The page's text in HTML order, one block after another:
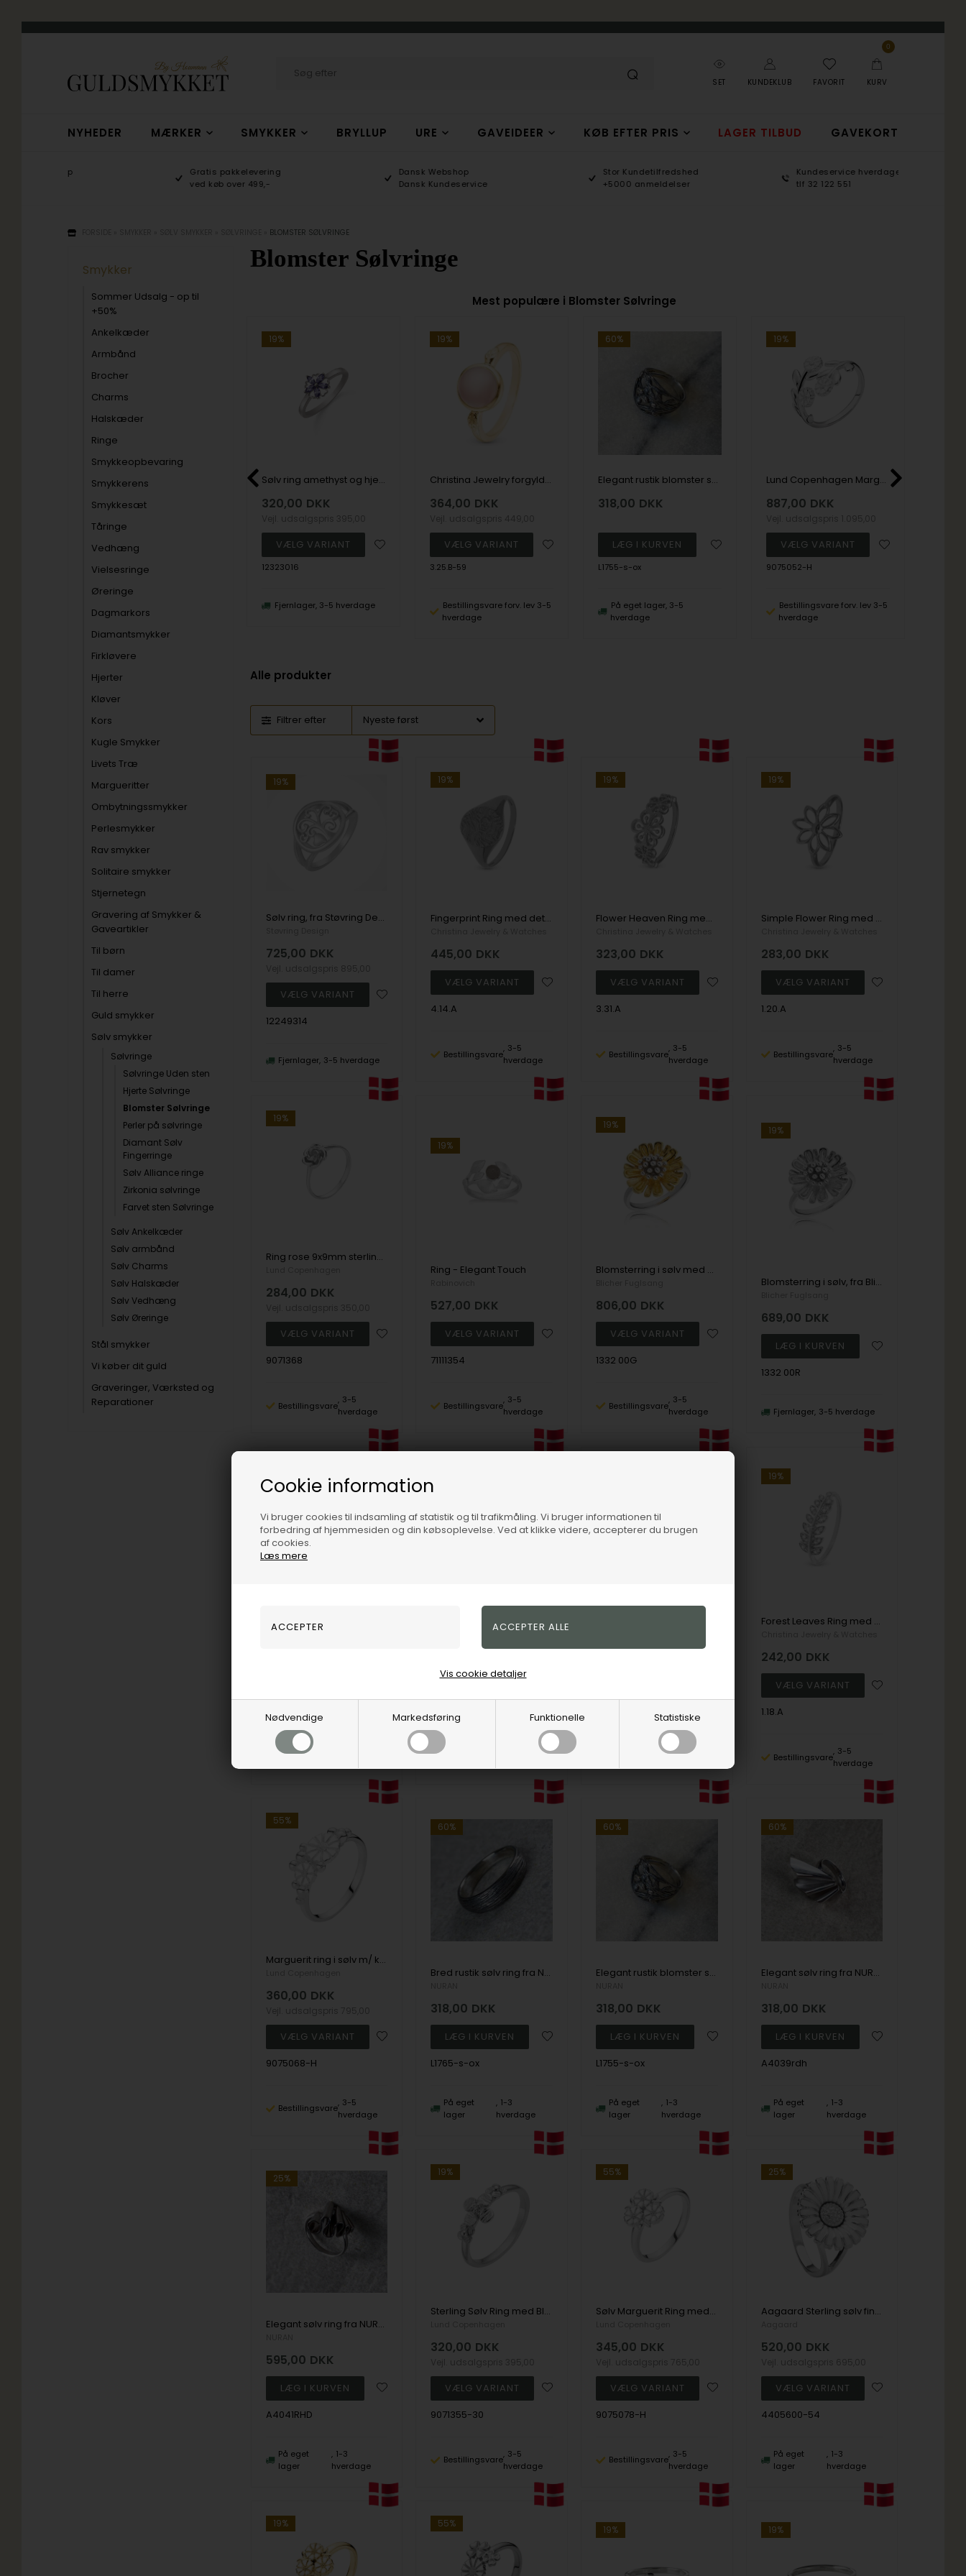
Cookie information
Vi bruger cookies til indsamling af statistik og til trafikmåling. Vi bruger informationen til
forbedring af hjemmesiden og din købsoplevelse. Ved at klikke videre, accepterer du brugen
af cookies.
Læs mere
Nødvendige Markedsføring Funktionelle Statistiske
Vis cookie detaljer
SET KUNDEKLUB FAVORIT
0
KURV
NYHEDER MÆRKER SMYKKER BRYLLUP URE GAVEIDEER KØB EFTER PRIS LAGER TILBUD GAVEKORT
Gratis pakkelevering
ved køb over 499,-
Dansk Webshop
Dansk Kundeservice
Stor Kundetilfredshed
+5000 anmeldelser
Kundeservice hverdage 9-17
tlf 32 122 551
BLOMSTER SØLVRINGE
Smykker
Sommer Udsalg - op til
+50%
Ankelkæder
Armbånd
Brocher
Charms
Halskæder
Ringe
Smykkeopbevaring
Smykkerens
Smykkesæt
Tåringe
Vedhæng
Vielsesringe
Øreringe
Dagmarkors
Diamantsmykker
Firkløvere
Hjerter
Kløver
Kors
Kugle Smykker
Livets Træ
Margueritter
Ombytningssmykker
Perlesmykker
Rav smykker
Solitaire smykker
Stjernetegn
Gravering af Smykker &
Gaveartikler
Til børn
Til damer
Til herre
Guld smykker
Sølv smykker
Sølvringe
Sølvringe Uden sten
Hjerte Sølvringe
Blomster Sølvringe
Perler på sølvringe
Diamant Sølv
Fingerringe
Sølv Alliance ringe
Zirkonia sølvringe
Farvet sten Sølvringe
Sølv Ankelkæder
Sølv armbånd
Sølv Charms
Sølv Halskæder
Sølv Vedhæng
Sølv Øreringe
Stål smykker
Vi køber dit guld
Graveringer, Værksted og
Reparationer
Blomster Sølvringe
Mest populære i Blomster Sølvringe
19%
401,00 DKK
100316-60
19%
Sølv ring amethyst og hjerter
320,00 DKK
12323016
Fjernlager, 3-5 hverdage
19%
Christina Jewelry forgyldt sterling sølv Pink Chaclecodony Ring med ægte pink chalcedon forgyldt sterling sølv str 59
364,00 DKK
3.25.B-59
Bestillingsvare forv. lev 3-5
hverdage
60%
Elegant rustik blomster sølv ring fra NURAN (STR. 57)
318,00 DKK
L1755-s-ox
På eget lager, 3-5
hverdage
19%
Lund Copenhagen Marguerit 925 sterling sølv ring
887,00 DKK
9075052-H
Bestillingsvare forv. lev 3-5
hverdage
Alle produkter
Filtrer efter
19%
Sølv ring, fra Støvring Design
725,00 DKK
12249314
Fjernlager 3-5 hverdage
19%
Fingerprint Ring med detaljeret finger aftryk i 925 sterling sølv
445,00 DKK
4.14.A
Bestillingsvare
3-5
hverdage
19%
Flower Heaven Ring med 5 detaljeret blomster i 925 sterling sølv
323,00 DKK
3.31.A
Bestillingsvare
3-5
hverdage
19%
Simple Flower Ring med stor blomst i 925 sterling sølv
283,00 DKK
1.20.A
Bestillingsvare
3-5
hverdage
19%
Ring rose 9x9mm sterling sølv
284,00 DKK
9071368
Bestillingsvare
3-5
hverdage
19%
Ring - Elegant Touch
527,00 DKK
71111354
Bestillingsvare
3-5
hverdage
19%
Blomsterring i sølv med pynt i forgyldt sølv fra Blicher Fuglsang
806,00 DKK
1332 00G
Bestillingsvare
3-5
hverdage
19%
Blomsterring i sølv, fra Blicher Fuglsang
689,00 DKK
1332 00R
Fjernlager 3-5 hverdage
Joanli Nor
106000509
Bestillingsvare
Four Leaf Clover Matteret og detaljeret firkløver ring i 925 sterling sølv
3.29.A
Bestillingsvare
3-5
19%
Forest Leaves Ring med zirkonia blade i 925 sterling sølv
242,00 DKK
1.18.A
Bestillingsvare
3-5
hverdage
55%
Marguerit ring i sølv m/ kugler og hvid emalje-Lund
360,00 DKK
9075068-H
Bestillingsvare
3-5
hverdage
60%
Bred rustik sølv ring fra NURAN (STR. 58)
318,00 DKK
L1765-s-ox
På eget
lager
1-3
hverdage
60%
Elegant rustik blomster sølv ring fra NURAN (STR. 57)
318,00 DKK
L1755-s-ox
På eget
lager
1-3
hverdage
60%
Elegant sølv ring fra NURAN (STR. 57)
318,00 DKK
A4039rdh
På eget
lager
1-3
hverdage
25%
Elegant sølv ring fra NURAN (STR. 57)
595,00 DKK
A4041RHD
På eget
lager
1-3
hverdage
19%
Sterling Sølv Ring med Blomst og Zirkon - Lund
320,00 DKK
9071355-30
Bestillingsvare
3-5
hverdage
55%
Sølv Marguerit Ring med Blade, 11x11 mm - Lund
345,00 DKK
9075078-H
Bestillingsvare
3-5
hverdage
25%
Aagaard Sterling sølv fingerring, 14 mm Marguerite med hvid emalje, ringmål 54
520,00 DKK
4405600-54
På eget
lager
1-3
hverdage
19% 55%
19% 19%